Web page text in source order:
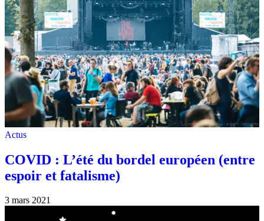
Actus
COVID : L’été du bordel européen (entre
espoir et fatalisme)
3 mars 2021